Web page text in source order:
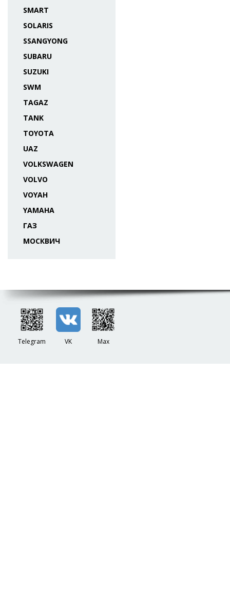
SMART
SOLARIS
SSANGYONG
SUBARU
SUZUKI
SWM
TAGAZ
TANK
TOYOTA
UAZ
VOLKSWAGEN
VOLVO
VOYAH
YAMAHA
ГАЗ
МОСКВИЧ
Telegram VK Max